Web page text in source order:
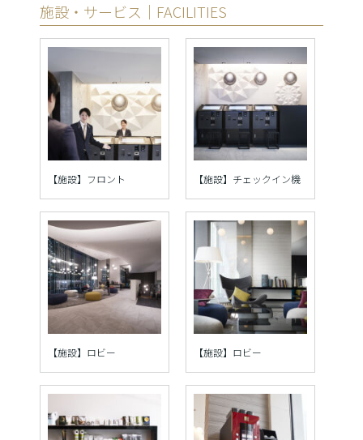
施設・サービス｜FACILITIES
【施設】フロント 【施設】チェックイン機
【施設】ロビー 【施設】ロビー